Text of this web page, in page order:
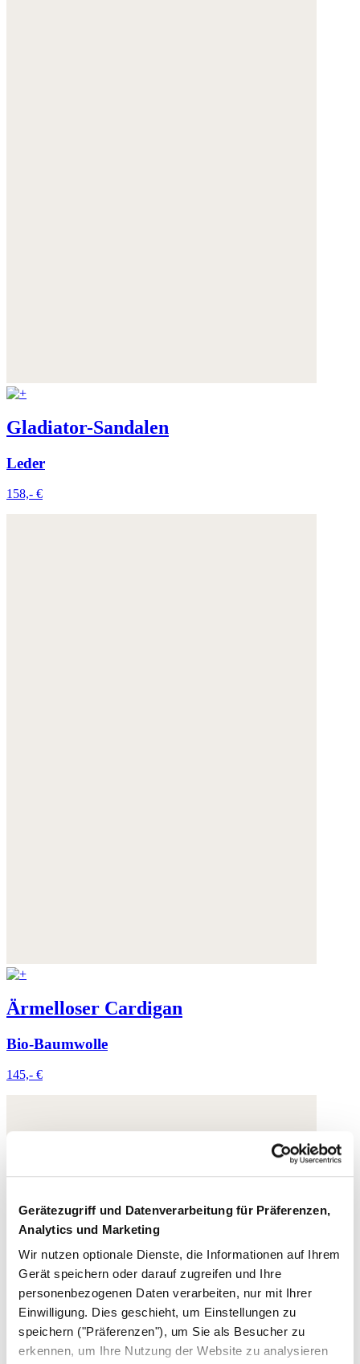
Gerätezugriff und Datenverarbeitung für Präferenzen,
Analytics und Marketing
Wir nutzen optionale Dienste, die Informationen auf Ihrem
Gerät speichern oder darauf zugreifen und Ihre
personenbezogenen Daten verarbeiten, nur mit Ihrer
Einwilligung. Dies geschieht, um Einstellungen zu
speichern ("Präferenzen"), um Sie als Besucher zu
erkennen, um Ihre Nutzung der Website zu analysieren
Gladiator-Sandalen
Leder
158,- €
Ärmelloser Cardigan
Bio-Baumwolle
145,- €